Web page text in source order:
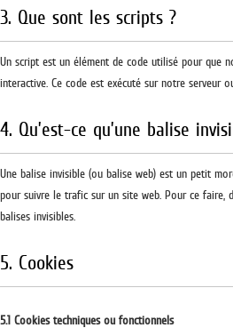
3. Que sont les scripts ?
Un script est un élément de code utilisé pour que
interactive. Ce code est exécuté sur notre serveur
4. Qu’est-ce qu’une balise
Une balise invisible (ou balise web) est un petit
pour suivre le trafic sur un site web. Pour ce faire,
balises invisibles.
5. Cookies
5.1 Cookies techniques ou fonctionnels